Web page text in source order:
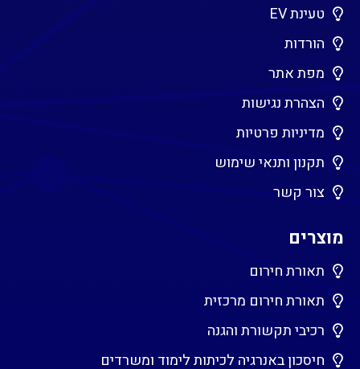
טעינת EV
הורדות
מפת אתר
הצהרת נגישות
מדיניות פרטיות
תקנון ותנאי שימוש
צור קשר
מוצרים
תאורת חירום
תאורת חירום מרכזית
רכיבי תקשורת והגנה
חיסכון באנרגיה לכיתות לימוד ומשרדים